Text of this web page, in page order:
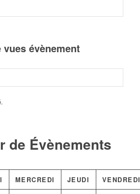
évènement
de Évènements
MERCREDI JEUDI